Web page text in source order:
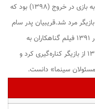
بازی درخروج
(۱۳۹۸) بود که
مرد شد.قریبیان پدر سام
گناهکارانبه
نویسندگی او را کارگردانی کرد. او در سال ۱۳۹۸ از بازیگر کناره‌گیری کرد و
سینما» دانست.